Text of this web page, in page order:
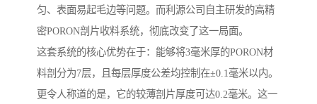
匀、表面易起毛边等问题。而利源公司自主研发的高精
密PORON剖片收料系统，彻底改变了这一局面。
这套系统的核心优势在于：能够将3毫米厚的PORON材
料剖分为7层，且每层厚度公差均控制在±0.1毫米以内。
更令人称道的是，它的较薄剖片厚度可达0.2毫米。这一